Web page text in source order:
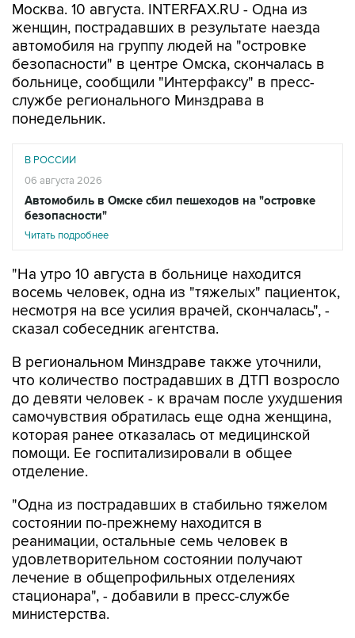
Москва. 10 августа. INTERFAX.RU - Одна из
женщин, пострадавших в результате наезда
автомобиля на группу людей на "островке
безопасности" в центре Омска, скончалась в
больнице, сообщили "Интерфаксу" в пресс-
службе регионального Минздрава в
понедельник.
В РОССИИ
06 августа 2026
Автомобиль в Омске сбил пешеходов на "островке
безопасности"
Читать подробнее
"На утро 10 августа в больнице находится
восемь человек, одна из "тяжелых" пациенток,
несмотря на все усилия врачей, скончалась", -
сказал собеседник агентства.
В региональном Минздраве также уточнили,
что количество пострадавших в ДТП возросло
до девяти человек - к врачам после ухудшения
самочувствия обратилась еще одна женщина,
которая ранее отказалась от медицинской
помощи. Ее госпитализировали в общее
отделение.
"Одна из пострадавших в стабильно тяжелом
состоянии по-прежнему находится в
реанимации, остальные семь человек в
удовлетворительном состоянии получают
лечение в общепрофильных отделениях
стационара", - добавили в пресс-службе
министерства.